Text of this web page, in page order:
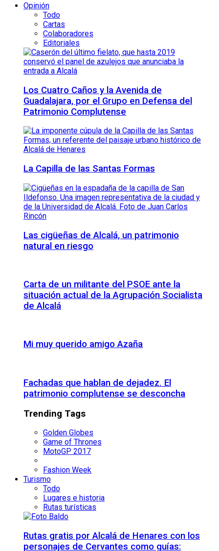
Opinión
Todo
Cartas
Colaboradores
Editoriales
Los Cuatro Caños y la Avenida de
Guadalajara, por el Grupo en Defensa del
Patrimonio Complutense
La Capilla de las Santas Formas
Las cigüeñas de Alcalá, un patrimonio
natural en riesgo
Carta de un militante del PSOE ante la
situación actual de la Agrupación Socialista
de Alcalá
Mi muy querido amigo Azaña
Fachadas que hablan de dejadez. El
patrimonio complutense se desconcha
Trending Tags
Golden Globes
Game of Thrones
MotoGP 2017
Fashion Week
Turismo
Todo
Lugares e historia
Rutas turísticas
Rutas gratis por Alcalá de Henares con los
personajes de Cervantes como guías: